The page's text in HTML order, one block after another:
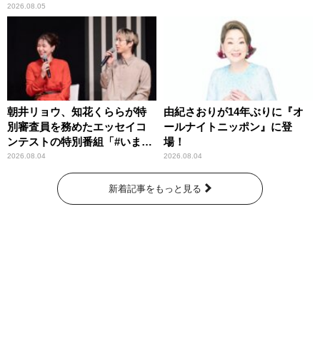
わりパーソナリティ
2026.08.05
朝井リョウ、知花くららが特
別審査員を務めたエッセイコ
ンテストの特別番組「#いまあ
なたに伝えたいこと」
2026.08.04
由紀さおりが14年ぶりに『オ
ールナイトニッポン』に登
場！
2026.08.04
新着記事をもっと見る